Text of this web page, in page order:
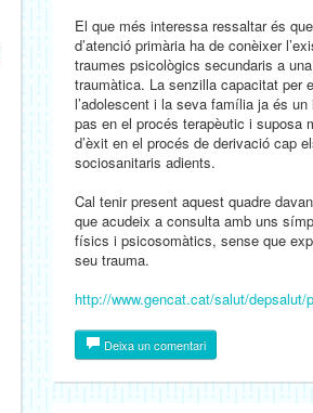
El que més interessa ressaltar és
d’atenció primària ha de conèixer
traumes psicològics secundaris a
traumàtica. La senzilla capacitat per
l’adolescent i la seva família ja és un
pas en el procés terapèutic i suposa
d’èxit en el procés de derivació cap
sociosanitaris adients.
Cal tenir present aquest quadre
que acudeix a consulta amb uns
físics i psicosomàtics, sense que
seu trauma.
http://www.gencat.cat/salut/depsalut/
Deixa un comentari